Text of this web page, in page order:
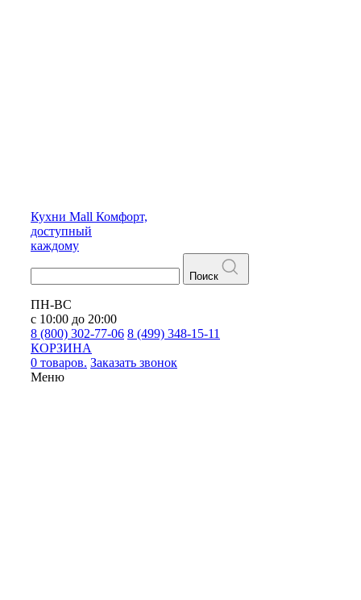
Кухни Mall Комфорт,
доступный
каждому
Поиск
ПН-ВС
с 10:00 до 20:00
8 (800) 302-77-06 8 (499) 348-15-11
КОРЗИНА
0 товаров. Заказать звонок
Меню